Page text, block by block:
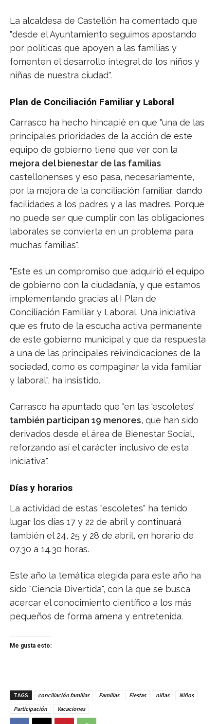
La alcaldesa de Castellón ha comentado que
"desde el Ayuntamiento seguimos apostando
por políticas que apoyen a las familias y
fomenten el desarrollo integral de los niños y
niñas de nuestra ciudad''.
Plan de Conciliación Familiar y Laboral
Carrasco ha hecho hincapié en que "una de las
principales prioridades de la acción de este
equipo de gobierno tiene que ver con la
mejora del bienestar de las familias
castellonenses y eso pasa, necesariamente,
por la mejora de la conciliación familiar, dando
facilidades a los padres y a las madres. Porque
no puede ser que cumplir con las obligaciones
laborales se convierta en un problema para
muchas familias".
"Este es un compromiso que adquirió el equipo
de gobierno con la ciudadanía, y que estamos
implementando gracias al I Plan de
Conciliación Familiar y Laboral. Una iniciativa
que es fruto de la escucha activa permanente
de este gobierno municipal y que da respuesta
a una de las principales reivindicaciones de la
sociedad, como es compaginar la vida familiar
y laboral", ha insistido.
Carrasco ha apuntado que "en las 'escoletes'
también participan 19 menores, que han sido
derivados desde el área de Bienestar Social,
reforzando así el carácter inclusivo de esta
iniciativa".
Días y horarios
La actividad de estas "escoletes" ha tenido
lugar los días 17 y 22 de abril y continuará
también el 24, 25 y 28 de abril, en horario de
07.30 a 14.30 horas.
Este año la temática elegida para este año ha
sido "Ciencia Divertida", con la que se busca
acercar el conocimiento científico a los más
pequeños de forma amena y entretenida.
Me gusta esto:
TAGS conciliación familiar Familias Fiestas niñas
Niños
Participación
Vacaciones